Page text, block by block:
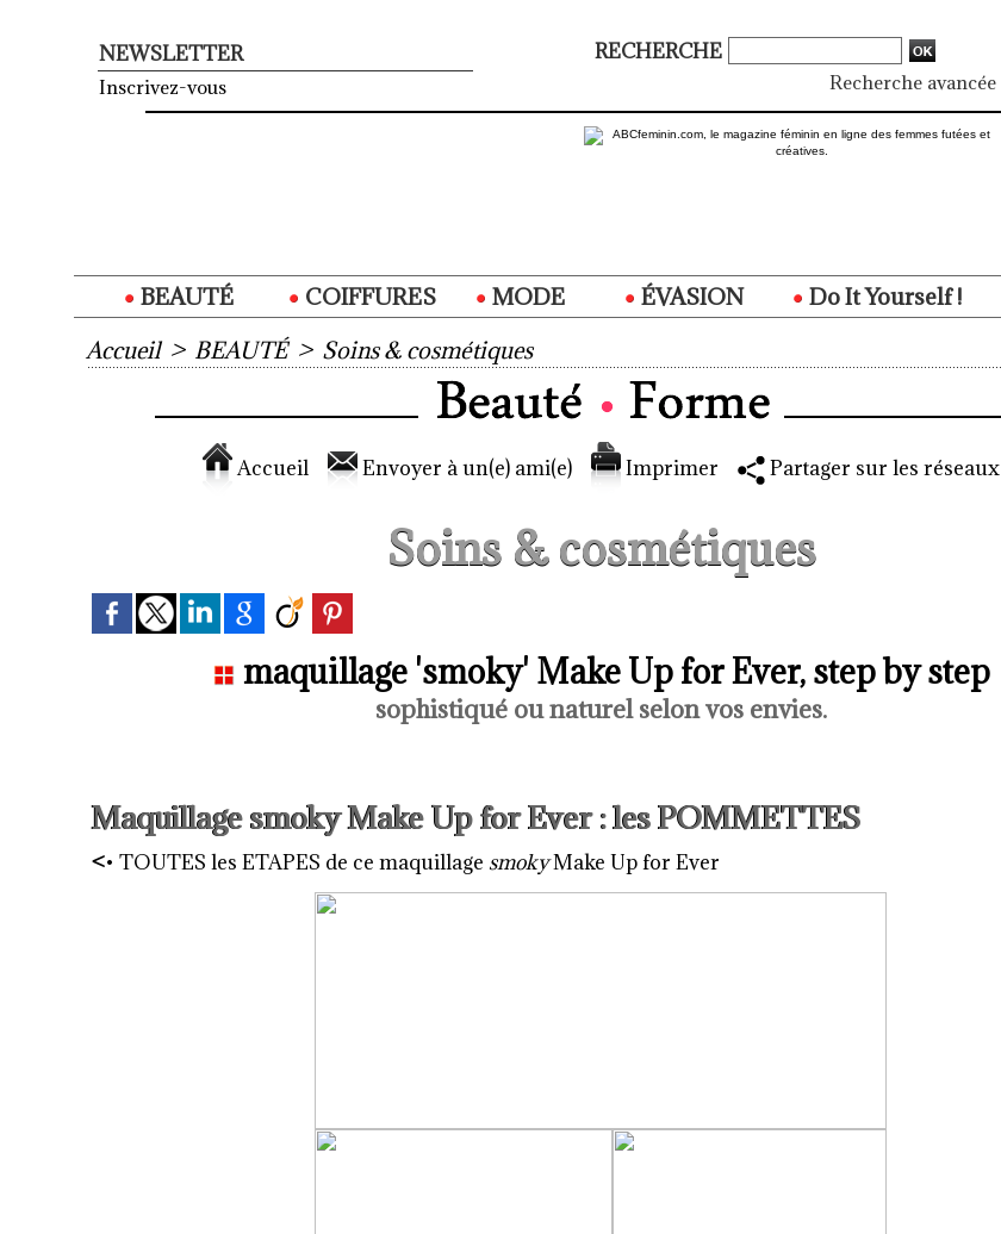
NEWSLETTER
Inscrivez-vous
RECHERCHE
Recherche avancée
BEAUTÉ COIFFURES MODE ÉVASION Do It Yourself !
Accueil > BEAUTÉ > Soins & cosmétiques
Accueil Envoyer à un(e) ami(e) Imprimer Partager sur les réseaux
Soins & cosmétiques
maquillage 'smoky' Make Up for Ever, step by step
sophistiqué ou naturel selon vos envies.
Maquillage smoky Make Up for Ever : les POMMETTES
<• TOUTES les ETAPES de ce maquillage smokyMake Up for Ever